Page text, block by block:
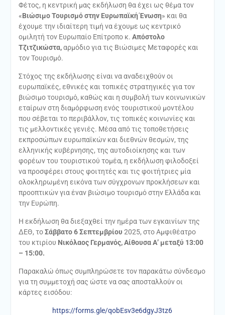
Φέτος, η κεντρική μας εκδήλωση θα έχει ως θέμα τον
«Βιώσιμο Τουρισμό στην Ευρωπαϊκή Ένωση» και θα
έχουμε την ιδιαίτερη τιμή να έχουμε ως κεντρικό
ομιλητή τον Ευρωπαίο Επίτροπο κ. Απόστολο
Τζιτζικώστα,αρμόδιο για τις Βιώσιμες Μεταφορές και
τον Τουρισμό.
Στόχος της εκδήλωσης είναι να αναδειχθούν οι
ευρωπαϊκές, εθνικές και τοπικές στρατηγικές για τον
βιώσιμο τουρισμό, καθώς και η συμβολή των κοινωνικών
εταίρων στη διαμόρφωση ενός τουριστικού μοντέλου
που σέβεται το περιβάλλον, τις τοπικές κοινωνίες και
τις μελλοντικές γενιές. Μέσα από τις τοποθετήσεις
εκπροσώπων ευρωπαϊκών και διεθνών θεσμών, της
ελληνικής κυβέρνησης, της αυτοδιοίκησης και των
φορέων του τουριστικού τομέα, η εκδήλωση φιλοδοξεί
να προσφέρει στους φοιτητές και τις φοιτήτριες μία
ολοκληρωμένη εικόνα των σύγχρονων προκλήσεων και
προοπτικών για έναν βιώσιμο τουρισμό στην Ελλάδα και
την Ευρώπη.
Η εκδήλωση θα διεξαχθεί την ημέρα των εγκαινίων της
ΔΕΘ, τοΣάββατο 6 Σεπτεμβρίου 2025, στο Αμφιθέατρο
του κτιρίου Νικόλαος Γερμανός, Αίθουσα Α’ μεταξύ 13:00
– 15:00.
Παρακαλώ όπως συμπληρώσετε τον παρακάτω σύνδεσμο
για τη συμμετοχή σας ώστε να σας αποσταλλούν οι
κάρτες εισόδου:
https://forms.gle/qobEsv3e6dgyJ3tz6